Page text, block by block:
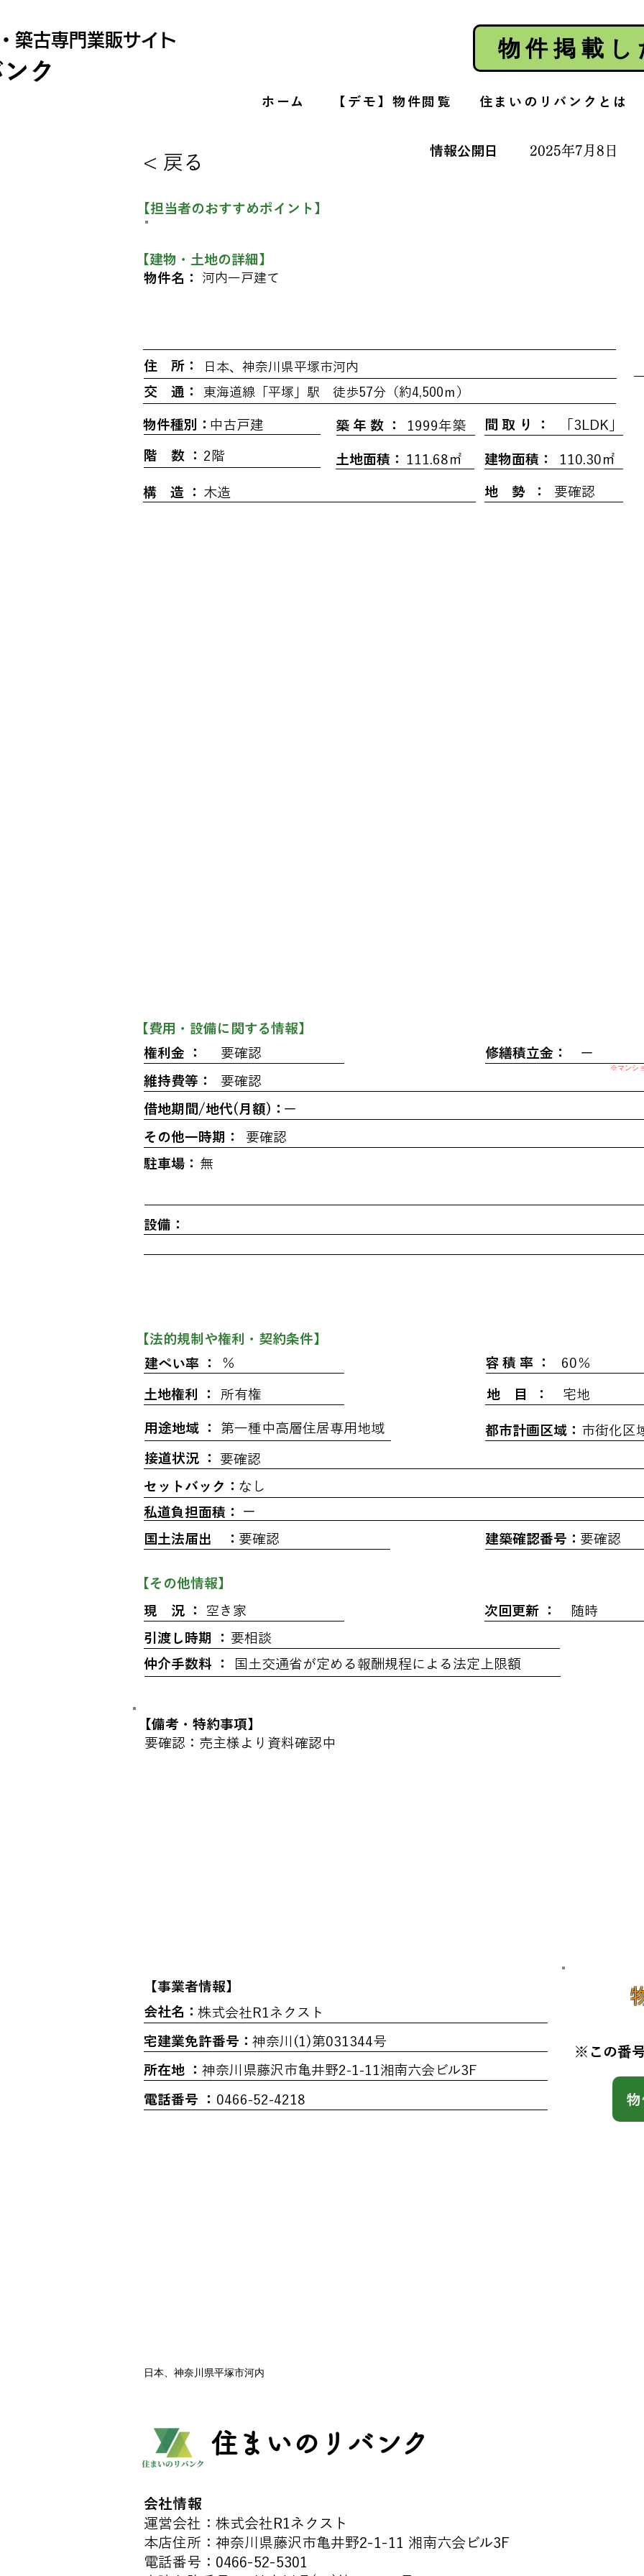
築古専門業販サイト
ク
物件掲載
ホーム 【デモ】物件閲覧 住まいのリバンクとは
< 戻る
情報公開日 2025年7月8日
​【担当者のおすすめポイント】
【建物・土地の詳細】
物件名：
河内一戸建て
​住 所： 日本、神奈川県平塚市河内
交 通： 東海道線「平塚」駅 徒歩57分（約4,500ｍ）
物件種別：中古戸建
階 数 ： 2階
築 年 数 ： 1999年築 間 取 り ： 「3LDK」
土地面積： 111.68㎡ 建物面積： 110.30㎡
構 造 ： 木造 地 勢 ： 要確認
​【費用・設備に関する情報】
権利金 ：
要確認 修繕積立金： ー
※マンシ
維持費等： 要確認
借地期間/地代(月額)：ー
その他一時期：
要確認
駐車場： 無
設備：
​【法的規制や権利・契約条件】
建ぺい率 ：
％
土地権利 ： 所有権
容 積 率 ： 60％
地 目 ： 宅地
都市計画区域： 市街化区
用途地域 ： 第一種中高層住居専用地域
接道状況 ：
要確認
セットバック： なし
私道負担面積：
ー
国土法届出 ： 要確認 建築確認番号： 要確認
​【その他情報】
現 況 ：
空き家 次回更新 ：
随時
引渡し時期 ： 要相談
仲介手数料 ：
国土交通省が定める報酬規程による法定上限額
​【備考・特約事項】
要確認：売主様より資料確認中
​【事業者情報】
会社名：株式会社R1ネクスト
宅建業免許番号：神奈川(1)第031344号
所在地 ： 神奈川県藤沢市亀井野2-1-11湘南六会ビル3F
電話番号 ： 0466-52-4218
※この番
日本、神奈川県平塚市河内
住まいのリバンク
会社情報
運営会社：株式会社R1ネクスト
本店住所：神奈川県藤沢市亀井野2-1-11 湘南六会ビル3F
​電話番号： 0466-52-5301